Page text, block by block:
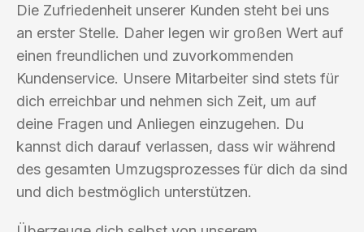
Die Zufriedenheit unserer Kunden steht bei uns
an erster Stelle. Daher legen wir großen Wert auf
einen freundlichen und zuvorkommenden
Kundenservice. Unsere Mitarbeiter sind stets für
dich erreichbar und nehmen sich Zeit, um auf
deine Fragen und Anliegen einzugehen. Du
kannst dich darauf verlassen, dass wir während
des gesamten Umzugsprozesses für dich da sind
und dich bestmöglich unterstützen.